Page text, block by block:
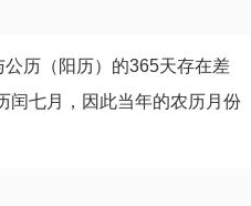
历（阳历）的365天存在差
闰七月，因此当年的农历月份